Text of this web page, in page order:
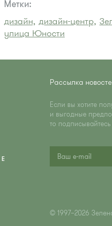
Метки:
дизайн, дизайн-центр,
улица Юности
Рассылка
Если вы хотите
и выгодные
то
© 1997–2026